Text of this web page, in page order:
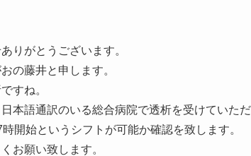
りがとうございます。
の藤井と申します。
すね。
本語通訳のいる総合病院で透析を受けていただ
開始というシフトが可能か確認を致します。
お願い致します。